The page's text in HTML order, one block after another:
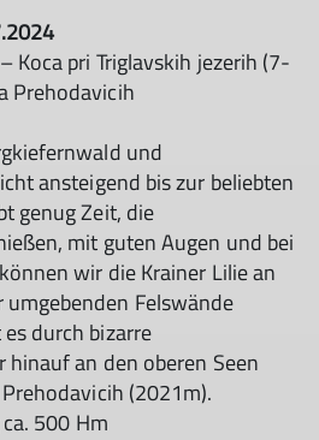
Koca pri Triglavskih jezerih (7-
Prehodavicih
und
ansteigend bis zur beliebten
genug Zeit, die
mit guten Augen und bei
wir die Krainer Lilie an
Felswände
durch bizarre
an den oberen Seen
(2021m).
500 Hm